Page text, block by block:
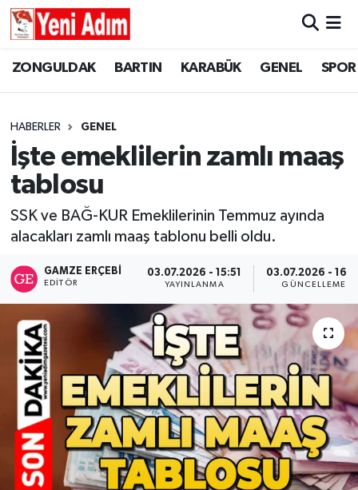
ZONGULDAK BARTIN KARABÜK GENEL SPOR
HABERLER GENEL
İşte emeklilerin zamlı maaş
tablosu
SSK ve BAĞ-KUR Emeklilerinin Temmuz ayında
alacakları zamlı maaş tablonu belli oldu.
GAMZE ERÇEBI
EDITÖR
03.07.2026 - 15:51
YAYINLANMA
03.07.2026 -
GÜNCELLEME
ZONGULDAK
GÜNCEL
SİYASET
RESMİ İLAN
ZONGULDAK
GENEL
SPOR
SİYASET
SAĞLIK
GÜNCEL
RESMİ İLAN
Künye
Zonguldak Hava Durumu
Süper Lig Puan Durumu ve Fikstür
Tüm Manşetler
Son Dakika Haberleri
Haber Arşivi